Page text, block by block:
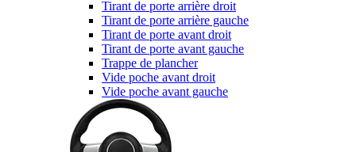
Tirant de porte arrière droit
Tirant de porte arrière gauche
Tirant de porte avant droit
Tirant de porte avant gauche
Trappe de plancher
Vide poche avant droit
Vide poche avant gauche